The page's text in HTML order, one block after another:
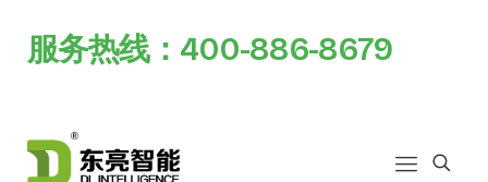
服务热线：400-886-8679